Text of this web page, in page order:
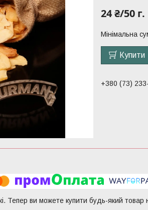
24 ₴/50 г.
Мінімальна
Купити
+380 (73)
Тепер ви можете купити будь-який